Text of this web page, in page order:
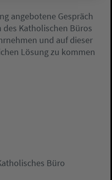
angebotene Gespräch
Katholischen Büros
und auf dieser
Lösung zu kommen
Büro